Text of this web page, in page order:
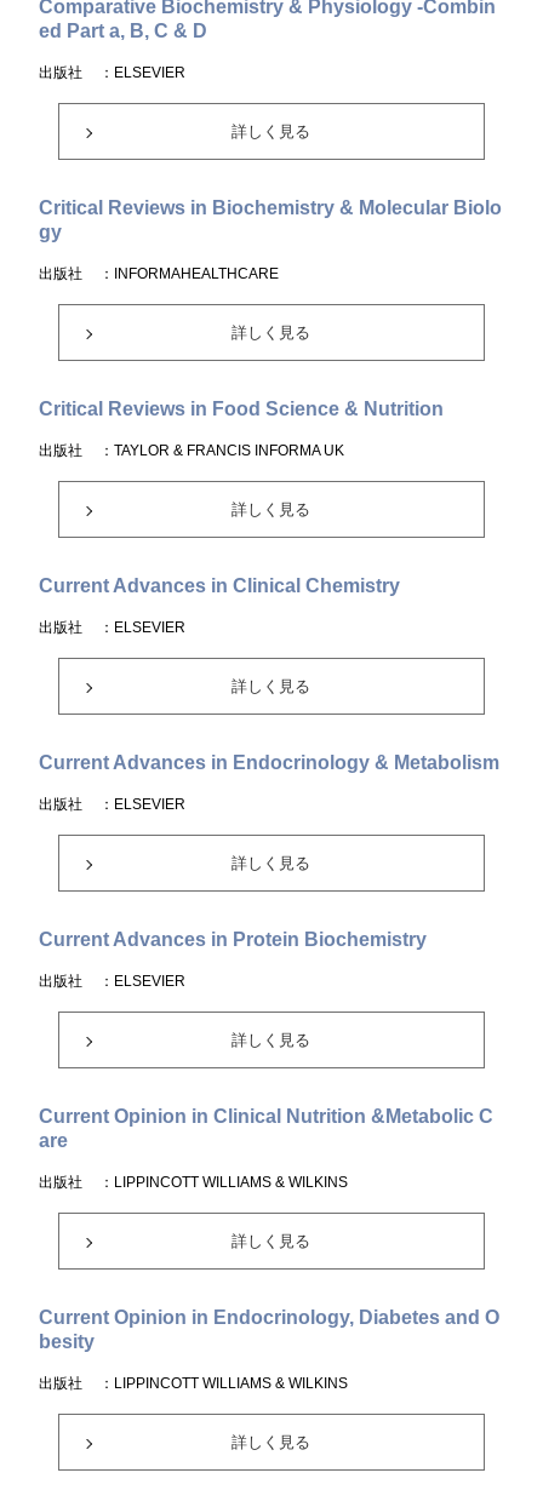
Comparative Biochemistry & Physiology -Combin
ed Part a, B, C & D
出版社 ：ELSEVIER
詳しく見る
Critical Reviews in Biochemistry & Molecular Biolo
gy
出版社 ：INFORMAHEALTHCARE
詳しく見る
Critical Reviews in Food Science & Nutrition
出版社 ：TAYLOR & FRANCIS INFORMA UK
詳しく見る
Current Advances in Clinical Chemistry
出版社 ：ELSEVIER
詳しく見る
Current Advances in Endocrinology & Metabolism
出版社 ：ELSEVIER
詳しく見る
Current Advances in Protein Biochemistry
出版社 ：ELSEVIER
詳しく見る
Current Opinion in Clinical Nutrition &Metabolic C
are
出版社 ：LIPPINCOTT WILLIAMS & WILKINS
詳しく見る
Current Opinion in Endocrinology, Diabetes and O
besity
出版社 ：LIPPINCOTT WILLIAMS & WILKINS
詳しく見る